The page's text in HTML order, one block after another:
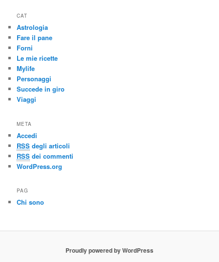
CAT
Astrologia
Fare il pane
Forni
Le mie ricette
Mylife
Personaggi
Succede in giro
Viaggi
META
Accedi
RSS degli articoli
RSS dei commenti
WordPress.org
PAG
Chi sono
Proudly powered by WordPress